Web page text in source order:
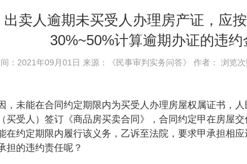
卖人逾期未买受人办理房产证，应
30%~50%计算逾期办证的违约
：2021年09月01日 来源：《民事审判实务问答》 作者： 浏览
未能在合同约定期限内为买受人办理房屋权属证书，人
买受人）签订《商品房买卖合同》，合同约定甲在房屋
在约定期限内履行该义务，乙诉至法院，要求甲承担相
担的违约责任呢？